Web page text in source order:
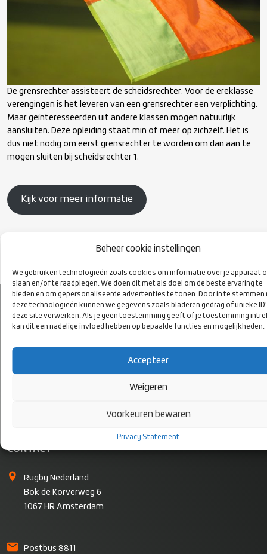
Beheer cookie instellingen
We gebruiken technologieën zoals cookies om informatie over je apparaat
slaan en/of te raadplegen. We doen dit met als doel om de beste ervaring te
bieden en om gepersonaliseerde advertenties te tonen. Door in te stemmen
deze technologieën kunnen we gegevens zoals bladeren gedrag of unieke
deze site verwerken. Als je geen toestemming geeft of je toestemming
kan dit een nadelige invloed hebben op bepaalde functies en mogelijkheden.
Accepteer
Weigeren
Voorkeuren bewaren
Privacy Statement
Kwalificatiestructuur Sport KSS
Grensrechter
Scheidsrechtercoach
Scheidsrechterbeoordelaar
De grensrechter assisteert de scheidsrechter. Voor de ereklasse
verengingen is het leveren van een grensrechter een verplichting.
Maar geïnteresseerden uit andere klassen mogen natuurlijk
aansluiten. Deze opleiding staat min of meer op zichzelf. Het is
dus niet nodig om eerst grensrechter te worden om dan aan te
mogen sluiten bij scheidsrechter 1.
Kijk voor meer informatie
VOLG ONS
OP SOCIAL
MEDIA
CONTACT
Rugby Nederland
Bok de Korverweg 6
1067 HR Amsterdam
Postbus 8811